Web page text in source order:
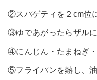
②スパゲティを２cm位
③ゆであがったらザルに
④にんじん・たまねぎ・
⑤フライパンを熱し、油